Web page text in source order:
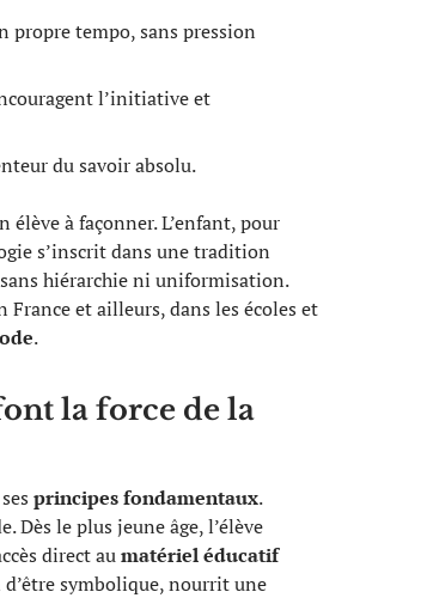
propre tempo, sans pression
l’initiative et
du savoir absolu.
élève à façonner. L’enfant, pour
s’inscrit dans une tradition
hiérarchie ni uniformisation.
France et ailleurs, dans les écoles et
.
la force de la
principes fondamentaux.
Dès le plus jeune âge, l’élève
direct aumatériel éducatif
symbolique, nourrit une